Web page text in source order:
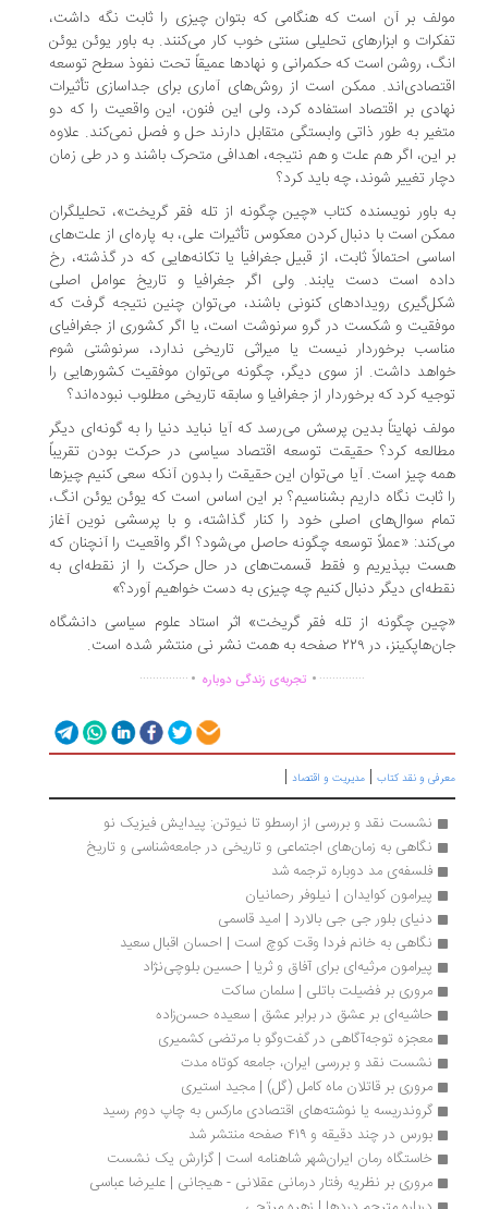
بر آن است که هنگامی که بتوان چیزی را ثابت نگه داشت،
و ابزارهای تحلیلی سنتی خوب کار می‌کنند. به باور یوئن یوئن
روشن است که حکمرانی و نهادها عمیقاً تحت نفوذ سطح توسعه
ممکن است از روش‌های آماری برای جداسازی تأثیرات
بر اقتصاد استفاده کرد، ولی این فنون، این واقعیت را که دو
به طور ذاتی وابستگی متقابل دارند حل و فصل نمی‌کند. علاوه
این، اگر هم علت و هم نتیجه، اهدافی متحرک باشند و در طی زمان
تغییر شوند، چه باید کرد؟
باور نویسنده کتاب «چین چگونه از تله فقر گریخت»، تحلیلگران
است با دنبال کردن معکوس تأثیرات علی، به پاره‌ای از علت‌های
احتمالاً ثابت، از قبیل جغرافیا یا تکانه‌هایی که در گذشته، رخ
است دست یابند. ولی اگر جغرافیا و تاریخ عوامل اصلی
رویدادهای کنونی باشند، می‌توان چنین نتیجه گرفت که
و شکست در گرو سرنوشت است، یا اگر کشوری از جغرافیای
برخوردار نیست یا میراثی تاریخی ندارد، سرنوشتی شوم
داشت. از سوی دیگر، چگونه می‌توان موفقیت کشورهایی را
کرد که برخوردار از جغرافیا و سابقه تاریخی مطلوب نبوده‌اند؟
نهایتاً بدین پرسش می‌رسد که آیا نباید دنیا را به گونه‌ای دیگر
کرد؟ حقیقت توسعه اقتصاد سیاسی در حرکت بودن تقریباً
چیز است. آیا می‌توان این حقیقت را بدون آنکه سعی کنیم چیزها
ثابت نگاه داریم بشناسیم؟ بر این اساس است که یوئن یوئن انگ،
سوال‌های اصلی خود را کنار گذاشته، و با پرسشی نوین آغاز
«عملاً توسعه چگونه حاصل می‌شود؟ اگر واقعیت را آنچنان که
بپذیریم و فقط قسمت‌های در حال حرکت را از نقطه‌ای به
دیگر دنبال کنیم چه چیزی به دست خواهیم آورد؟»
چگونه از تله فقر گریخت» اثر استاد علوم سیاسی دانشگاه
در ۲۲۹ صفحه به همت نشر نی منتشر شده است.
................تجربه‌ی زندگی دوباره ...............
و نقد کتاب|مدیریت و اقتصاد|
نشست نقد و بررسی از ارسطو تا نیوتن: پیدایش فیزیک نو
نگاهی به زمان‌های اجتماعی و تاریخی در جامعه‌شناسی و تاریخ
فلسفه‌ی مد دوباره ترجمه شد
پیرامون کوایدان | نیلوفر رحمانیان
دنیای بلور جی جی بالارد | امید قاسمی
نگاهی به خانم فردا وقت کوچ است | احسان اقبال سعید
پیرامون مرثیه‌ای برای آفاق و ثریا | حسین بلوچی‌نژاد
مروری بر فضیلت باتلی | سلمان ساکت
حاشیه‌ای بر عشق در برابر عشق | سعیده حسن‌زاده
معجزه توجه‌آگاهی در گفت‌وگو با مرتضی کشمیری
نشست نقد و بررسی ایران، جامعه کوتاه مدت
مروری بر قاتلان ماه کامل (گل) | مجید استیری
گروندریسه یا نوشته‌های اقتصادی مارکس به چاپ دوم رسید
بورس در چند دقیقه و ۴۱۹ صفحه منتشر شد
خاستگاه‌ رمان ایران‌شهر شاهنامه است | گزارش یک نشست
مروری بر نظریه رفتار درمانی عقلانی - هیجانی | علیرضا عباسی